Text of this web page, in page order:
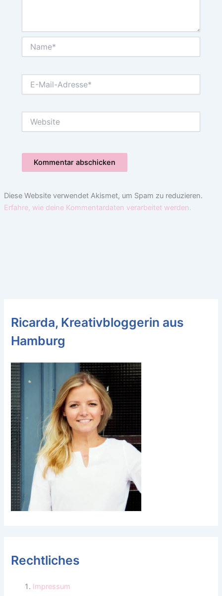
Mail-
Diese Website verwendet Akismet, um Spam zu reduzieren.
Erfahre, wie deine Kommentardaten verarbeitet werden.
Ricarda, Kreativbloggerin aus
Hamburg
Rechtliches
Impressum